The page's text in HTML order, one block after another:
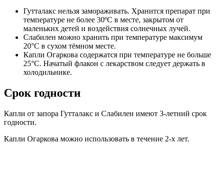
Гутталакс нельзя замораживать. Хранится препарат при
температуре не более 30ºС в месте, закрытом от
маленьких детей и воздействия солнечных лучей.
Слабилен можно хранить при температуре максимум
20°C в сухом тёмном месте.
Капли Огаркова содержатся при температуре не больше
25°С. Начатый флакон с лекарством следует держать в
холодильнике.
Срок годности
Капли от запора Гутталакс и Слабилен имеют 3-летний срок
годности.
Капли Огаркова можно использовать в течение 2-х лет.